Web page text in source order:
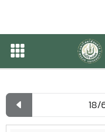
ปฏิทินกิจกรรม
ปฏิทินกิจกรรมของหน่วยงา